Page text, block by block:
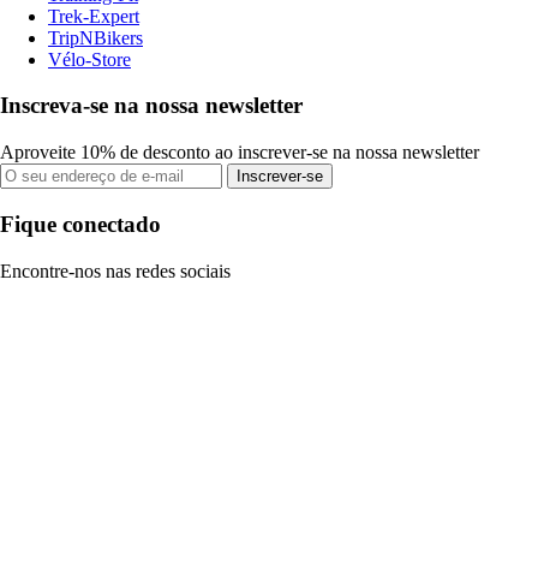
Trek-Expert
TripNBikers
Vélo-Store
Inscreva-se na nossa newsletter
Aproveite 10% de desconto ao inscrever-se na nossa newsletter
Inscrever-se
Fique conectado
Encontre-nos nas redes sociais